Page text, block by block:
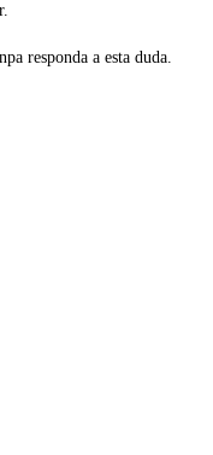
responda a esta duda.